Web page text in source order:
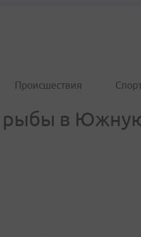
Происшествия
рыбы в